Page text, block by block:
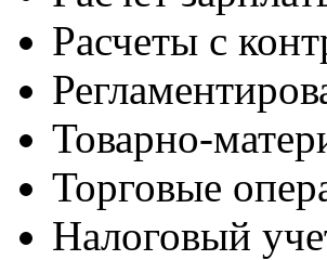
Расчеты с
Товарно-
Торговые
Налоговый